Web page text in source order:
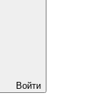
Войти